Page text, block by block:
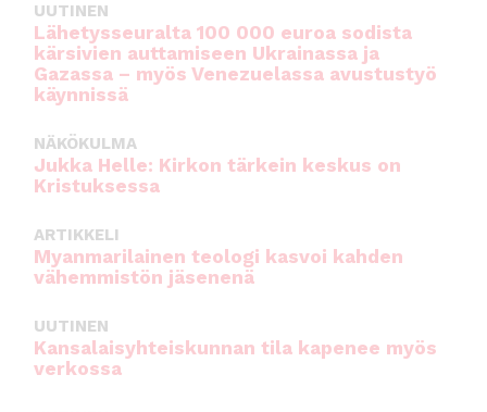
UUTINEN
Lähetysseuralta 100 000 euroa sodista
kärsivien auttamiseen Ukrainassa ja
Gazassa – myös Venezuelassa avustustyö
käynnissä
NÄKÖKULMA
Jukka Helle: Kirkon tärkein keskus on
Kristuksessa
ARTIKKELI
Myanmarilainen teologi kasvoi kahden
vähemmistön jäsenenä
UUTINEN
Kansalaisyhteiskunnan tila kapenee myös
verkossa